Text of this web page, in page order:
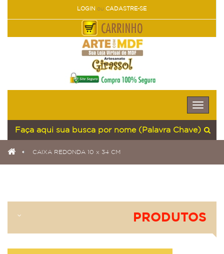
LOGIN ou CADASTRE-SE
Toggle
CAIXA REDONDA 10 x 34 CM
PRODUTOS